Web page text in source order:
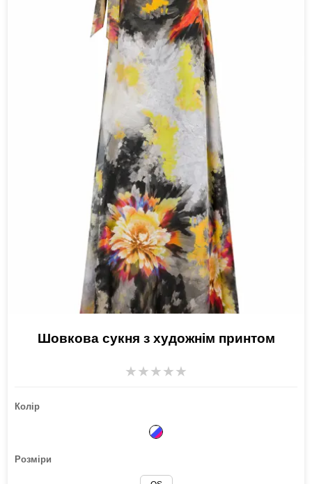
Шовкова сукня з художнім принтом
★★★★★
Колір
Розміри